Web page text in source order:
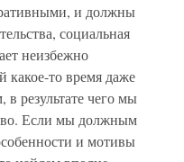
и должны
социальная
неизбежно
какое-то время даже
в результате чего мы
Если мы должным
и мотивы